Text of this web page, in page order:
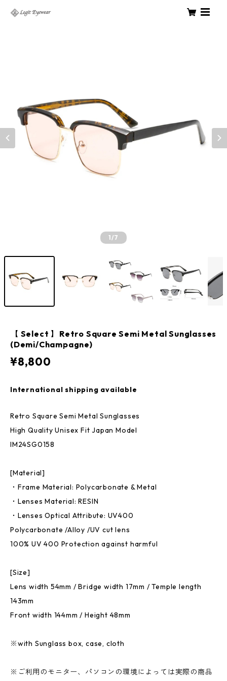
1/7
【 Select 】Retro Square Semi Metal Sunglasses
(Demi/Champagne)
¥8,800
International shipping available
Retro Square Semi Metal Sunglasses
High Quality Unisex Fit Japan Model
IM24SG0158
[Material]
・Frame Material: Polycarbonate & Metal
・Lenses Material: RESIN
・Lenses Optical Attribute: UV400
Polycarbonate /Alloy /UV cut lens
100% UV 400 Protection against harmful
[Size]
Lens width 54mm / Bridge width 17mm / Temple length
143mm
Front width 144mm / Height 48mm
※with Sunglass box, case, cloth
※ご利用のモニター、パソコンの環境によっては実際の商品